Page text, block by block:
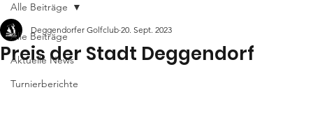
Alle Beiträge
Aktuelle News
Turnierberichte
Alle Beiträge
Preis der Stadt Deggendorf
Deggendorfer Golfclub 20. Sept. 2023